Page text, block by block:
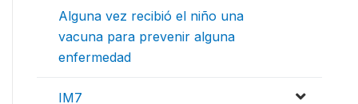
Alguna vez recibió el niño una
vacuna para prevenir alguna
enfermedad
IM7